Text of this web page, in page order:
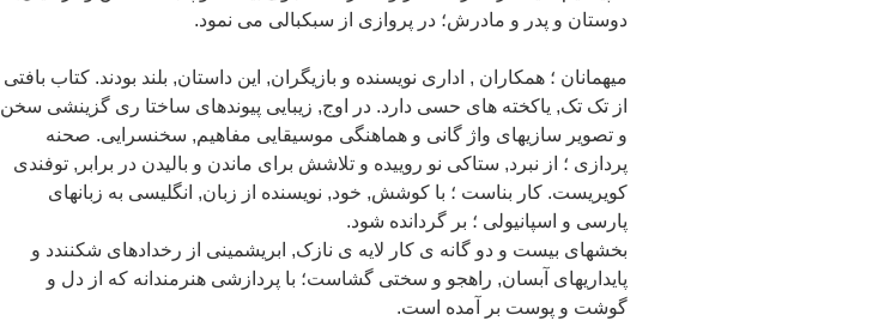
دوستان و پدر و مادرش؛ در پروازی از سبکبالی می نمود.
میهمانان ؛ همکاران , اداری نویسنده و بازیگران, این داستان, بلند بودند. کتاب بافتی
از تک تک, یاکخته های حسی دارد. در اوج, زیبایی پیوندهای ساختا ری گزینشی سخن
و تصویر سازیهای واژ گانی و هماهنگی موسیقایی مفاهیم, سخنسرایی. صحنه
پردازی ؛ از نبرد, ستاکی نو روییده و تلاشش برای ماندن و بالیدن در برابر, توفندی
کویریست. کار بناست ؛ با کوشش, خود, نویسنده از زبان, انگلیسی به زبانهای
پارسی و اسپانیولی ؛ بر گردانده شود.
بخشهای بیست و دو گانه ی کار لایه ی نازک, ابریشمینی از رخدادهای شکنندد و
پایداریهای آبسان, راهجو و سختی گشاست؛ با پردازشی هنرمندانه که از دل و
گوشت و پوست بر آمده است.